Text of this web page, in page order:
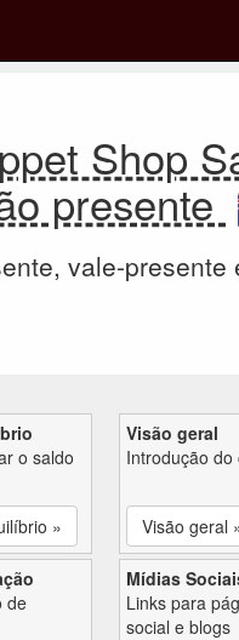
Shop
presente
vale-presente
o saldo
»
Visão geral
Introdução
Visão geral
de
Mídias
Links para
social e blogs